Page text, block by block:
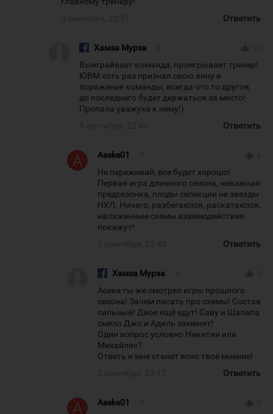
Ответить
Хамза Мурза
Выиграйвает команда, проигрывает тренер!
ЮВМ хоть раз признал свою вину в
поражение команды, всегда что то другое,
до последнего будет держаться за место!
Пропала уважуха к нему!)
Ответить
Aseke01
Не переживай, все будет хорошо!
Первая игра длинного сезона, неважная
предсезонка, плоды селекции не звезды
НХЛ. Ничего, разбегаются, раскатаются,
налаженные схемы взаимодействия
покажут!
Ответить
Хамза Мурза
Асеке ты же смотрел игры прошлого
сезона! Зачем писать про схемы! Состав
сильный! Двое ещё едут! Саву и Шалапа
смело Джо и Адиль заменят!
Один вопрос условно Никитин или
Михайлис?
Ответь и мне станет ясно твоё мнение!
Ответить
Aseke01